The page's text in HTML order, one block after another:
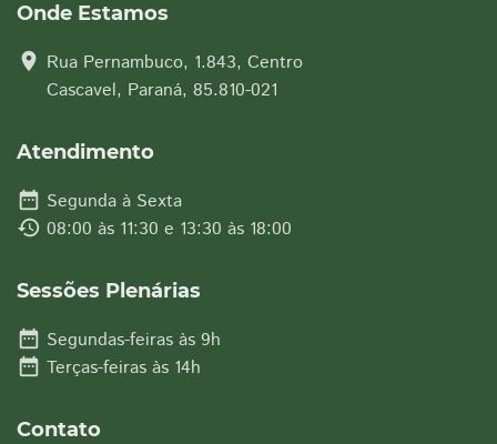
Onde Estamos
location_on Rua Pernambuco, 1.843, Centro
Cascavel, Paraná, 85.810-021
Atendimento
date_range Segunda à Sexta
history 08:00 às 11:30 e 13:30 às 18:00
Sessões Plenárias
date_range Segundas-feiras às 9h
date_range Terças-feiras às 14h
Contato